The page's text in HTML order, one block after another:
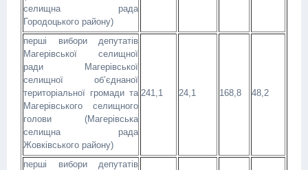
селищна рада
Городоцького району)
перші вибори депутатів
Магерівської селищної
ради Магерівської
селищної об’єднаної
територіальної громади та
Магерівського селищного
голови (Магерівська
селищна рада
Жовківського району)
241,1 24,1 168,8 48,2
перші вибори депутатів